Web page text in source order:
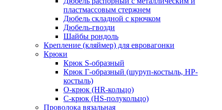
пластмассовым стержнем
Дюбель складной с крючком
Дюбель-гвозди
Шайбы рондоль
Крепление (кляймер) для евровагонки
Крюки
Крюк S-образный
Крюк Г-образный (шуруп-костыль, НР-
костыль)
О-крюк (HR-кольцо)
С-крюк (HS-полукольцо)
Проволока вязальная